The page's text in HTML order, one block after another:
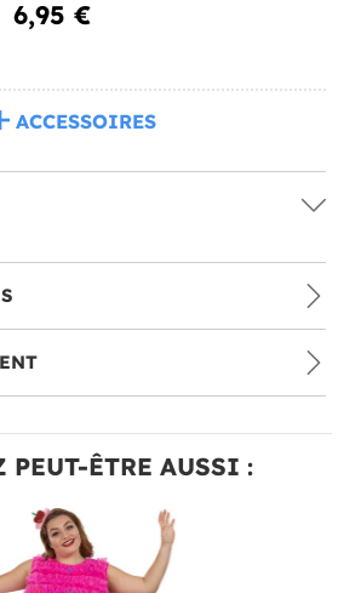
6,95 €
ACCESSOIRES
PEUT-ÊTRE AUSSI :